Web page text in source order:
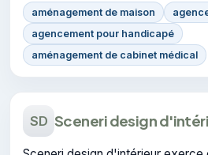
aménagement de maison
agencement pour handicapé
aménagement de cabinet médical
SD Sceneri design